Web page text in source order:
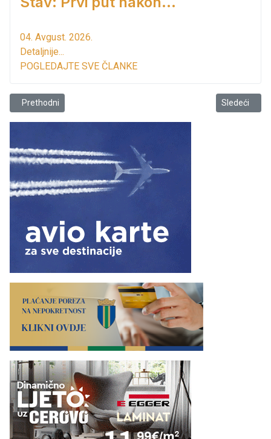
04. Avgust. 2026.
Detaljnije...
POGLEDAJTE SVE ČLANKE
Prethodni članak: Za idući vikend u funkciji "mostić kod patkica"
Prethodni Sledeći
Sledeći